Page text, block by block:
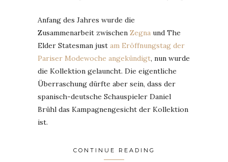
Anfang des Jahres wurde die
Zusammenarbeit zwischen Zegna und The
Elder Statesman just am Eröffnungstag der
Pariser Modewoche angekündigt, nun wurde
die Kollektion gelauncht. Die eigentliche
Überraschung dürfte aber sein, dass der
spanisch-deutsche Schauspieler Daniel
Brühl das Kampagnengesicht der Kollektion
ist.
CONTINUE READING